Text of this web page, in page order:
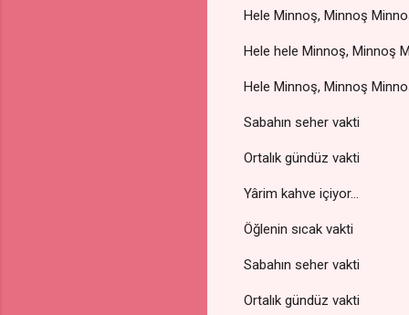
Hele Minnoş, Minnoş
Hele hele Minnoş, Minnoş
Hele Minnoş, Minnoş
Sabahın seher vakti
Ortalık gündüz vakti
Yârim kahve içiyor...
Öğlenin sıcak vakti
Sabahın seher vakti
Ortalık gündüz vakti